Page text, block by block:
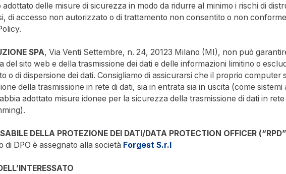
adottato delle misure di sicurezza in modo da ridurre al minimo i rischi di
di accesso non autorizzato o di trattamento non consentito o non
SPA, Via Venti Settembre, n. 24, 20123 Milano (MI), non può
del sito web e della trasmissione dei dati e delle informazioni limitino o
o di dispersione dei dati. Consigliamo di assicurarsi che il proprio computer
della trasmissione in rete di dati, sia in entrata sia in uscita (come
adottato misure idonee per la sicurezza della trasmissione di dati in
DELLA PROTEZIONE DEI DATI/DATA PROTECTION OFFICER
di DPO è assegnato alla società Forgest S.r.l